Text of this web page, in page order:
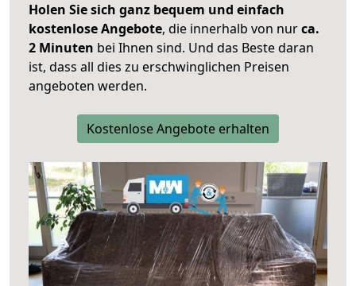
Holen Sie sich ganz bequem und einfach
kostenlose Angebote, die innerhalb von nurca.
2 Minuten bei Ihnen sind. Und das Beste daran
ist, dass all dies zu erschwinglichen Preisen
angeboten werden.
Kostenlose Angebote erhalten